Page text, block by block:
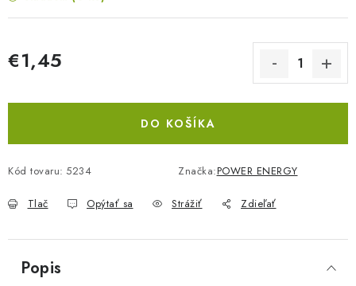
Podmienky ochrany osobných údajov
Napíšte nám
€1,45
DO KOŠÍKA
Kód tovaru: 5234 Značka:POWER ENERGY
Tlač Opýtať sa Strážiť Zdieľať
Popis